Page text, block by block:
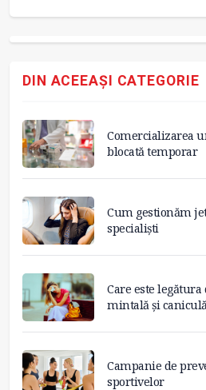
DIN ACEEAȘI CATEGORIE
Comercializarea
blocată temporar
Cum gestionăm
specialiști
Care este
mintală și
Campanie de
sportivelor